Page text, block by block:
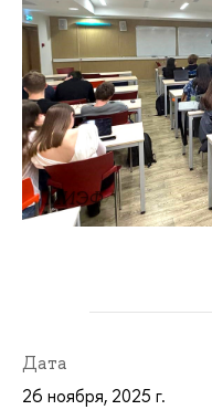
МИЭФ
Дата
26 ноября, 2025 г.